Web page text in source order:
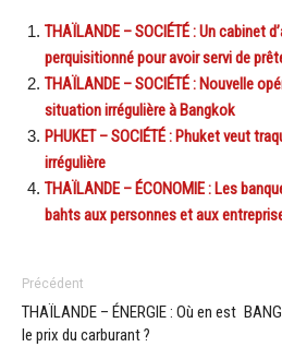
THAÏLANDE – SOCIÉTÉ : Un cabinet
perquisitionné pour avoir servi de
THAÏLANDE – SOCIÉTÉ : Nouvelle
situation irrégulière à Bangkok
PHUKET – SOCIÉTÉ : Phuket veut
irrégulière
THAÏLANDE – ÉCONOMIE : Les
bahts aux personnes et aux
Précédent
THAÏLANDE – ÉNERGIE : Où en est
le prix du carburant ?